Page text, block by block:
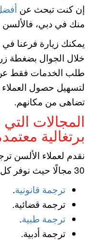
إن كنت تبحث عن
منك في دبي،
يمكنك زيارة فرعنا
خلال الجوال بضغطة
طلب الخدمات فقط
لتسهيل حصول
تضاهى من مكانهم.
المجالات
برتغالية
نقدم لعملاء الألسن
30 مجالًا حيث نوفر كل من:
ترجمة قانونية.
ترجمة قضائية.
ترجمة طبية.
ترجمة أدبية.